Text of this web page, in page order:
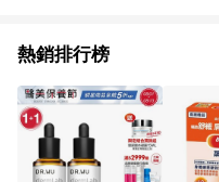
熱銷排行榜